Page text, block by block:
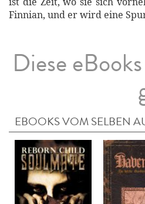
Finnian, und er wird eine
Diese
EBOOKS VOM SELBEN